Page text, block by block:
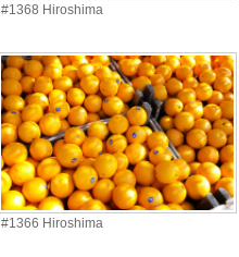
#1368 Hiroshima
#1366 Hiroshima